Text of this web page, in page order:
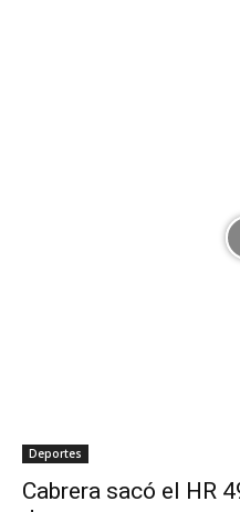
Deportes
Cabrera sacó el HR